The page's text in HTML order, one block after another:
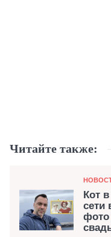
Читайте также:
Кот
сети
фото